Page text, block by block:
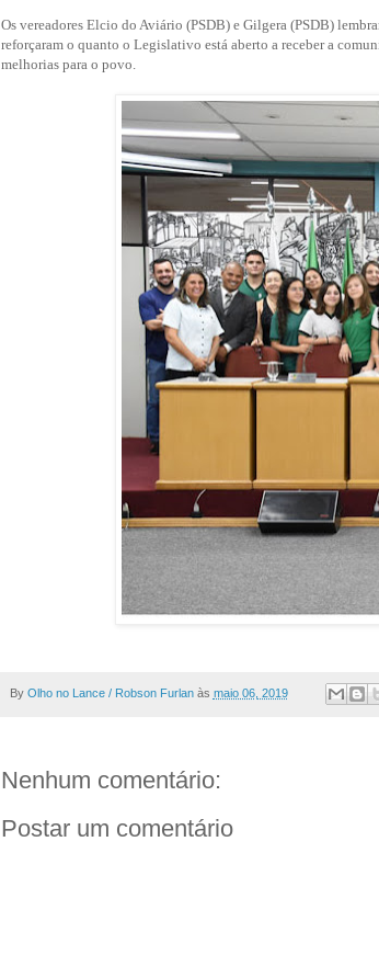
Os vereadores Elcio do Aviário (PSDB) e Gilgera (PSDB)
reforçaram o quanto o Legislativo está aberto a receber a
melhorias para o povo.
By Olho no Lance / Robson Furlan às maio 06, 2019
Nenhum comentário:
Postar um comentário